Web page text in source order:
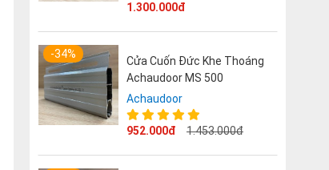
1.300.000đ
-34%
Cửa Cuốn Đức Khe Thoáng
Achaudoor MS 500
Achaudoor
952.000đ 1.453.000đ